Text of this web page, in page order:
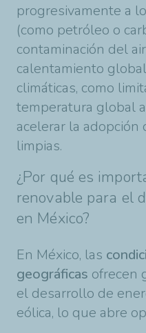
progresivamente a
(como petróleo o
contaminación del
calentamiento
climáticas, como
temperatura global
acelerar la
limpias.
¿Por qué es
renovable para el
en México?
En México, las
geográficas ofrecen
el desarrollo de
eólica, lo que abre